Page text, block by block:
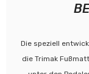
Die speziell
die Trimak